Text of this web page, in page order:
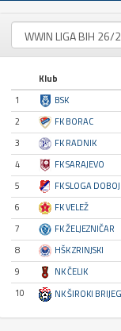
Klub
1
BSK
2
FK BORAC
3
FK RADNIK
4
FK SARAJEVO
5
FK SLOGA DOBOJ
6
FK VELEŽ
7
FK ŽELJEZNIČAR
8
HŠK ZRINJSKI
9
NK ČELIK
10
NK ŠIROKI BRIJEG